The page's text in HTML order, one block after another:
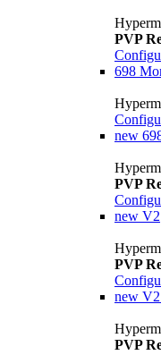
PVP
698
new
PVP
new V2
PVP
new V2
PVP